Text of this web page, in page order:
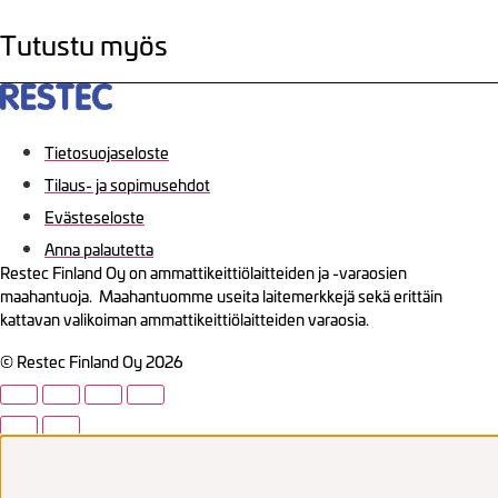
Tutustu myös
Tietosuojaseloste
Tilaus- ja sopimusehdot
Evästeseloste
Anna palautetta
Restec Finland Oy on ammattikeittiölaitteiden ja -varaosien
maahantuoja. Maahantuomme useita laitemerkkejä sekä erittäin
kattavan valikoiman ammattikeittiölaitteiden varaosia.
© Restec Finland Oy 2026